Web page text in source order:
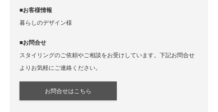
■お客様情報
暮らしのデザイン様
■お問合せ
スタイリングのご依頼やご相談をお受けしています。下記お問合せ
よりお気軽にご連絡ください。
お問合せはこちら